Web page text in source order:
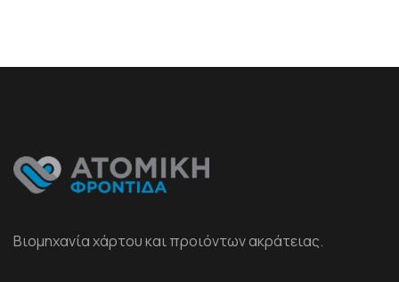
Βιομηχανία χάρτου και προιόντων ακράτειας.